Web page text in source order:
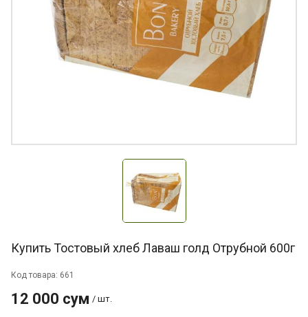
Купить Тостовый хлеб Лаваш голд Отрубной 600г
Код товара: 661
12 000 сум / шт.